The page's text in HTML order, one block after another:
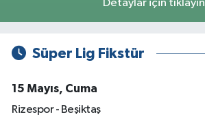
Detaylar için tıklayın
Süper Lig Fikstür
15 Mayıs, Cuma
Rizespor - Beşiktaş